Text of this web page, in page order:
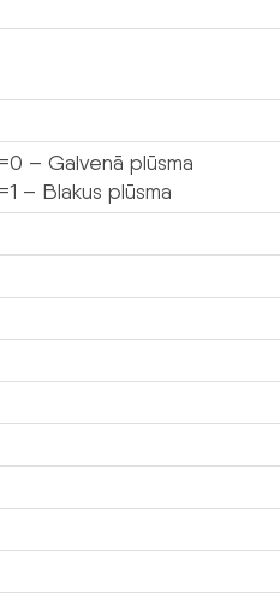
– Galvenā plūsma
– Blakus plūsma